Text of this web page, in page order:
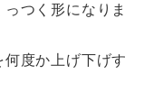
つく形になりま
度か上げ下げす